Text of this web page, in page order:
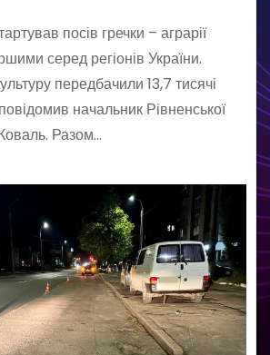
посів гречки – аграрії
серед регіонів України.
передбачили 13,7 тисячі
начальник Рівненської
Разом…